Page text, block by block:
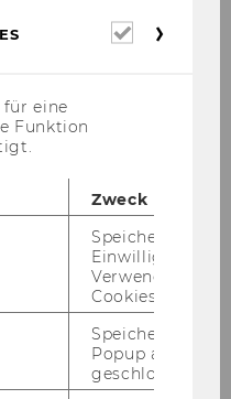
für eine
Funktion
Zweck
Speichert Ihre
Einwilligung zur
Verwendung von
Cookies.
Speichert ob ein
Popup
geschlossen